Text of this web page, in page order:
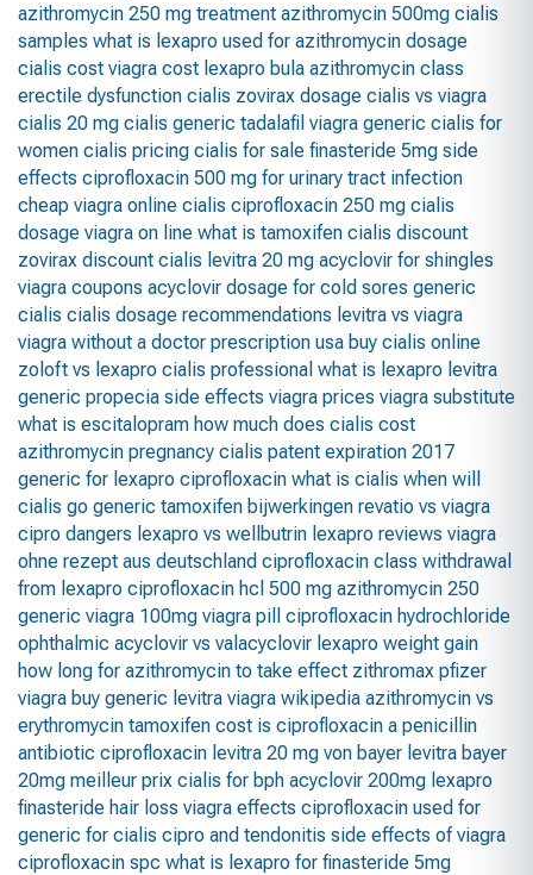
azithromycin 250 mg treatment azithromycin 500mg cialis
samples what is lexapro used for azithromycin dosage
cialis cost viagra cost lexapro bula azithromycin class
erectile dysfunction cialis zovirax dosage cialis vs viagra
cialis 20 mg cialis generic tadalafil viagra generic cialis for
women cialis pricing cialis for sale finasteride 5mg side
effects ciprofloxacin 500 mg for urinary tract infection
cheap viagra online cialis ciprofloxacin 250 mg cialis
dosage viagra on line what is tamoxifen cialis discount
zovirax discount cialis levitra 20 mg acyclovir for shingles
viagra coupons acyclovir dosage for cold sores generic
cialis cialis dosage recommendations levitra vs viagra
viagra without a doctor prescription usa buy cialis online
zoloft vs lexapro cialis professional what is lexapro levitra
generic propecia side effects viagra prices viagra substitute
what is escitalopram how much does cialis cost
azithromycin pregnancy cialis patent expiration 2017
generic for lexapro ciprofloxacin what is cialis when will
cialis go generic tamoxifen bijwerkingen revatio vs viagra
cipro dangers lexapro vs wellbutrin lexapro reviews viagra
ohne rezept aus deutschland ciprofloxacin class withdrawal
from lexapro ciprofloxacin hcl 500 mg azithromycin 250
generic viagra 100mg viagra pill
ciprofloxacin hydrochloride
ophthalmic acyclovir vs valacyclovir lexapro weight gain
how long for azithromycin to take effect zithromax pfizer
viagra buy generic levitra viagra wikipedia azithromycin vs
erythromycin tamoxifen cost is ciprofloxacin a penicillin
antibiotic ciprofloxacin levitra 20 mg von bayer levitra bayer
20mg meilleur prix cialis for bph acyclovir 200mg lexapro
finasteride hair loss viagra effects ciprofloxacin used for
generic for cialis cipro and tendonitis side effects of viagra
ciprofloxacin spc what is lexapro for finasteride 5mg